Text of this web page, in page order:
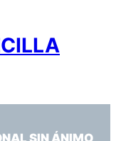
SIN ÁNIMO